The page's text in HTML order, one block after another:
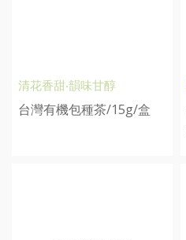
清花香甜‧韻味甘醇
台灣有機包種茶/15g/盒